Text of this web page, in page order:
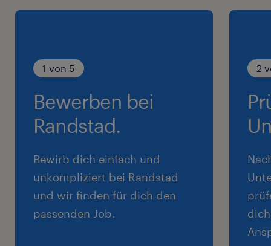
1 von 5
Bewerben bei
Randstad.
Bewirb dich einfach und
unkompliziert bei Randstad
und wir finden für dich den
passenden Job.
2